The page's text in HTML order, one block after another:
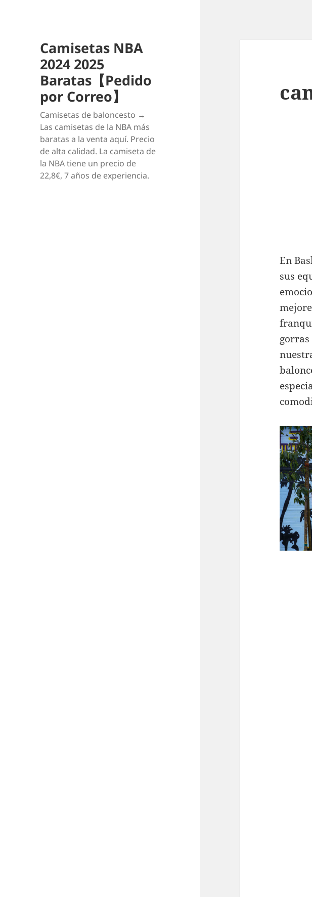
Camisetas NBA
2024 2025
Baratas【Pedido
por Correo】
Camisetas de baloncesto →
Las camisetas de la NBA más
baratas a la venta aquí. Precio
de alta calidad. La camiseta de
la NBA tiene un precio de
22,8€, 7 años de experiencia.
En
sus
gorras